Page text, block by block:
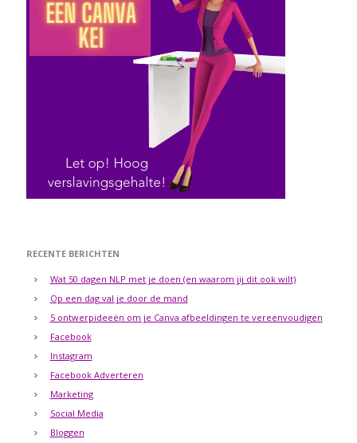
RECENTE BERICHTEN
Wat 50 dagen NLP met je doen (en waarom jij dit ook wilt)
Op een dag val je door de mand
5 ontwerpideeën om je Canva afbeeldingen te vereenvoudigen
Facebook
Instagram
Facebook Adverteren
Marketing
Social Media
Bloggen